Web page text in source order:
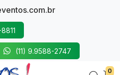
(11) 9.9588-2747
0